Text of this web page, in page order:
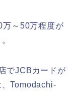
万～50万程度が
でJCBカードが
Tomodachi-